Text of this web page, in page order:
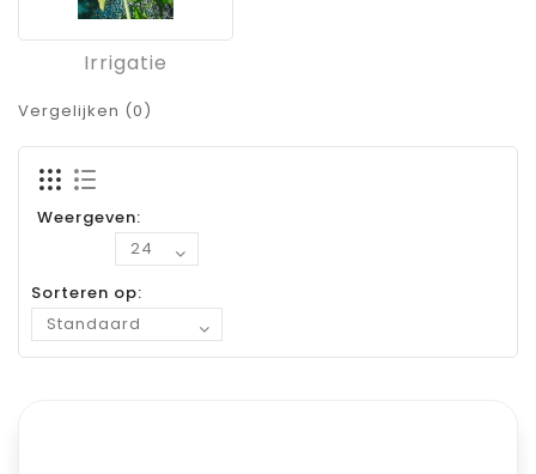
Irrigatie
Vergelijken (0)
Weergeven:
Sorteren op: